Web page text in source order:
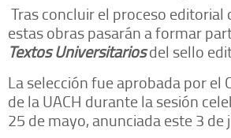
Tras concluir el proceso editorial
estas obras pasarán a formar
Textos Universitariosdel sello
La selección fue aprobada por el
de la UACH durante la sesión
25 de mayo, anunciada este 3 de